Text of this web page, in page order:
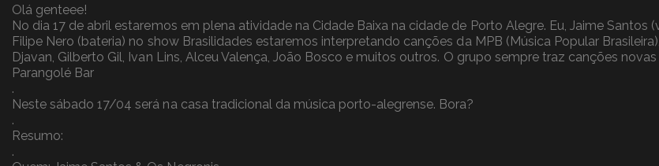
Olá genteee!
No dia 17 de abril estaremos em plena atividade na Cidade Baixa na cidade de Porto Alegre. Eu, Jaime
Filipe Nero (bateria) no show Brasilidades estaremos interpretando canções da MPB (Música Popular
Djavan, Gilberto Gil, Ivan Lins, Alceu Valença, João Bosco e muitos outros. O grupo sempre traz canções
Parangolé Bar
.
Neste sábado 17/04 será na casa tradicional da música porto-alegrense. Bora?
.
Resumo:
.